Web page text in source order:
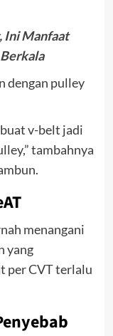
Ini Manfaat
dengan pulley
v-belt jadi
tambahnya
menangani
yang
per CVT terlalu